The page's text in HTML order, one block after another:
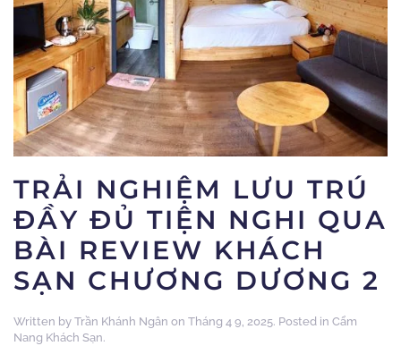
TRẢI NGHIỆM LƯU TRÚ
ĐẦY ĐỦ TIỆN NGHI QUA
BÀI REVIEW KHÁCH
SẠN CHƯƠNG DƯƠNG 2
Written by Trần Khánh Ngân on Tháng 4 9, 2025. Posted in Cẩm
Nang Khách Sạn.